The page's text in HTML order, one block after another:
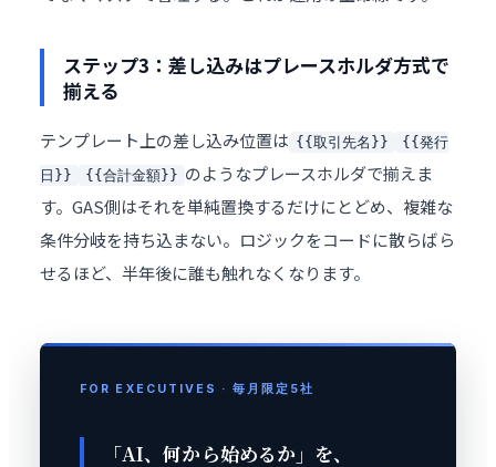
ステップ3：差し込みはプレースホルダ方式で
揃える
テンプレート上の差し込み位置は {{取引先名}}
{{発行
日}}
{{合計金額}} のようなプレースホルダで揃えま
す。GAS側はそれを単純置換するだけにとどめ、複雑な
条件分岐を持ち込まない。ロジックをコードに散らばら
せるほど、半年後に誰も触れなくなります。
FOR EXECUTIVES · 毎月限定5社
「AI、何から始めるか」を、